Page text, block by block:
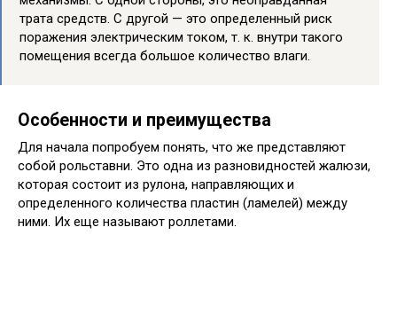
трата средств. С другой — это определенный риск
поражения электрическим током, т. к. внутри такого
помещения всегда большое количество влаги.
Особенности и преимущества
Для начала попробуем понять, что же представляют
собой рольставни. Это одна из разновидностей жалюзи,
которая состоит из рулона, направляющих и
определенного количества пластин (ламелей) между
ними. Их еще называют роллетами.